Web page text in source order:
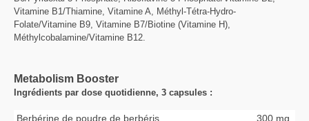
Vitamine B1/Thiamine, Vitamine A, Méthyl-Tétra-Hydro-
Folate/Vitamine B9, Vitamine B7/Biotine (Vitamine H),
Méthylcobalamine/Vitamine B12.
Metabolism Booster
Ingrédients par dose quotidienne, 3 capsules :
Berbérine de poudre de berbéris
300 mg